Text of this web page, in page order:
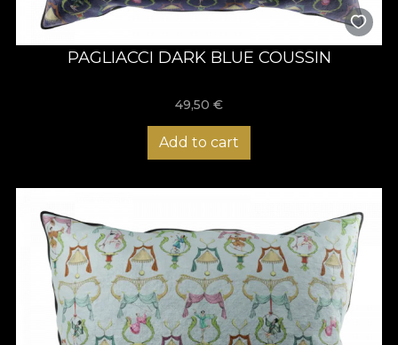
PAGLIACCI DARK BLUE COUSSIN
49,50 €
Add to cart